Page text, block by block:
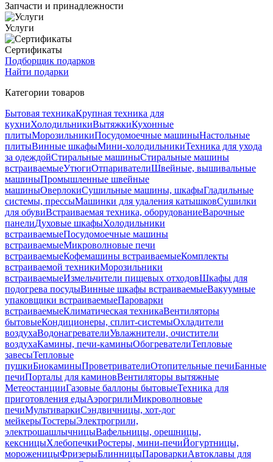
Запчасти и принадлежности
Услуги
Сертификаты
Подборщик подарков
Найти подарки
Категории товаров
Бытовая техникаКрупная техника для
кухниХолодильникиВытяжкиКухонные
плитыМорозильникиПосудомоечные машиныНастольные
плитыВинные шкафыМини-холодильникиТехника для ухода
за одеждойСтиральные машиныСтиральные машины
встраиваемыеУтюгиОтпаривателиШвейные, вышивальные
машиныПромышленные швейные
машиныОверлокиСушильные машины, шкафыГладильные
системы, прессыМашинки для удаления катышковСушилки
для обувиВстраиваемая техника, оборудованиеВарочные
панелиДуховые шкафыХолодильники
встраиваемыеПосудомоечные машины
встраиваемыеМикроволновые печи
встраиваемыеКофемашины встраиваемыеКомплекты
встраиваемой техникиМорозильники
встраиваемыеИзмельчители пищевых отходовШкафы для
подогрева посудыВинные шкафы встраиваемыеВакуумные
упаковщики встраиваемыеПароварки
встраиваемыеКлиматическая техникаВентиляторы
бытовыеКондиционеры, сплит-системыОхладители
воздухаВодонагревателиУвлажнители, очистители
воздухаКамины, печи-каминыОбогревателиТепловые
завесыТепловые
пушкиБиокаминыПроветривателиОтопительные печиБанные
печиПорталы для каминовВентиляторы вытяжные
МетеостанцииГазовые баллоны бытовыеТехника для
приготовления едыАэрогрилиМикроволновые
печиМультиваркиСэндвичницы, хот-дог
мейкерыТостерыЭлектрогрили,
электрошашлычницыВафельницы, орешницы,
кексницыХлебопечкиРостеры, мини-печиЙогуртницы,
мороженицыФризерыБлинницыПароваркиАвтоклавы для